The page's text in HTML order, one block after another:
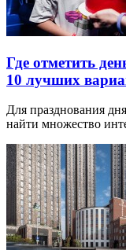
Где отметить
10 лучших
Для празднования
найти множество